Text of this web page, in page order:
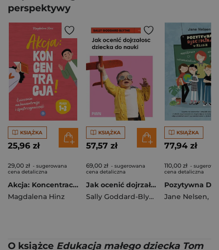
perspektywy
KSIĄŻKA
25,96 zł
29,00 zł - sugerowana
cena detaliczna
Akcja: Koncentracja! Ćwiczenia na koncentrację i spostrzegawczość klasy 1–3
Magdalena Hinz
KSIĄŻKA
57,57 zł
69,00 zł - sugerowana
cena detaliczna
Jak ocenić dojrzałość dziecka do nauki. Rozwojowe testy przesiewowe INPP i grupowy program ćwiczeń rozwojowych dla szkół
Sally Goddard-Blythe
KSIĄŻKA
77,94 zł
110,00 zł -
cena detaliczna
Jane Nelsen,
O książce Edukacja małego dziecka Tom